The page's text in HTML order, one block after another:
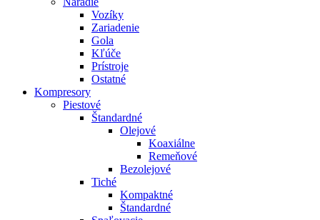
Vozíky
Zariadenie
Gola
Kľúče
Prístroje
Ostatné
Kompresory
Piestové
Štandardné
Olejové
Koaxiálne
Remeňové
Bezolejové
Tiché
Kompaktné
Štandardné